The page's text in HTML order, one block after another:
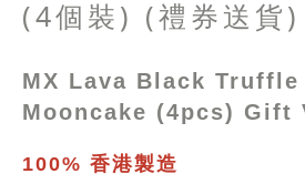
(4個裝) (禮券送貨)
MX Lava Black Truffle
Mooncake (4pcs) Gift
100% 香港製造